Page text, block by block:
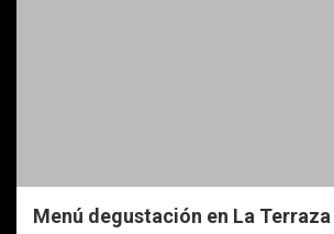
Menú degustación en La